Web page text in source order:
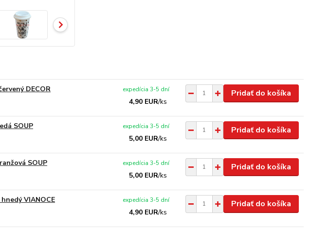
DECOR
4,90 EUR/ks
expedícia 3-5 dní Pridať do košíka
SOUP
5,00 EUR/ks
expedícia 3-5 dní Pridať do košíka
SOUP
5,00 EUR/ks
expedícia 3-5 dní Pridať do košíka
VIANOCE
4,90 EUR/ks
expedícia 3-5 dní Pridať do košíka